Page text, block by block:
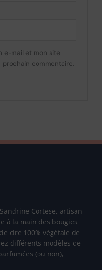
e-mail et mon site
commentaire.
Cortese, artisan
à la main des bougies
cire 100% végétale de
différents modèles de
(ou non),